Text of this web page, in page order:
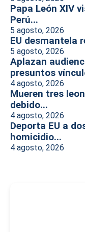
Papa León XIV
Perú...
5 agosto, 2026
EU desmantela
5 agosto, 2026
Aplazan
presuntos
4 agosto, 2026
Mueren tres
debido...
4 agosto, 2026
Deporta EU a
homicidio...
4 agosto, 2026